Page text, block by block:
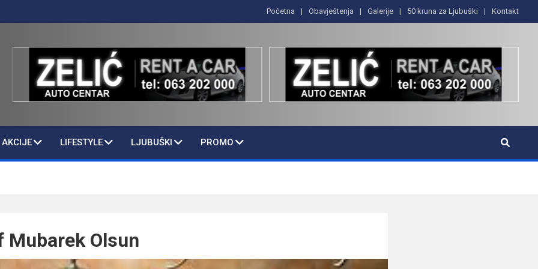
Početna Obavještenja Galerije 50 kruna za Ljubuški Kontakt
LIFESTYLE LJUBUŠKI PROMO
Mubarek Olsun